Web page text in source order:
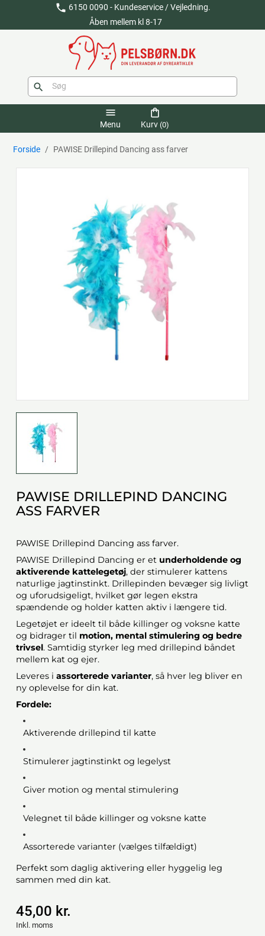
phone 6150 0090 - Kundeservice / Vejledning.
Åben mellem kl 8-17
search
menu
Menu
shopping_bag
Kurv (0)
Forside PAWISE Drillepind Dancing ass farver
PAWISE DRILLEPIND DANCING
ASS FARVER
PAWISE Drillepind Dancing ass farver.
PAWISE Drillepind Dancing er et underholdende og
aktiverende kattelegetøj, der stimulerer kattens
naturlige jagtinstinkt. Drillepinden bevæger sig livligt
og uforudsigeligt, hvilket gør legen ekstra
spændende og holder katten aktiv i længere tid.
Legetøjet er ideelt til både killinger og voksne katte
og bidrager til motion, mental stimulering og bedre
trivsel. Samtidig styrker leg med drillepind båndet
mellem kat og ejer.
Leveres iassorterede varianter, så hver leg bliver en
ny oplevelse for din kat.
Fordele:
Aktiverende drillepind til katte
Stimulerer jagtinstinkt og legelyst
Giver motion og mental stimulering
Velegnet til både killinger og voksne katte
Assorterede varianter (vælges tilfældigt)
Perfekt som daglig aktivering eller hyggelig leg
sammen med din kat.
45,00 kr.
Inkl. moms